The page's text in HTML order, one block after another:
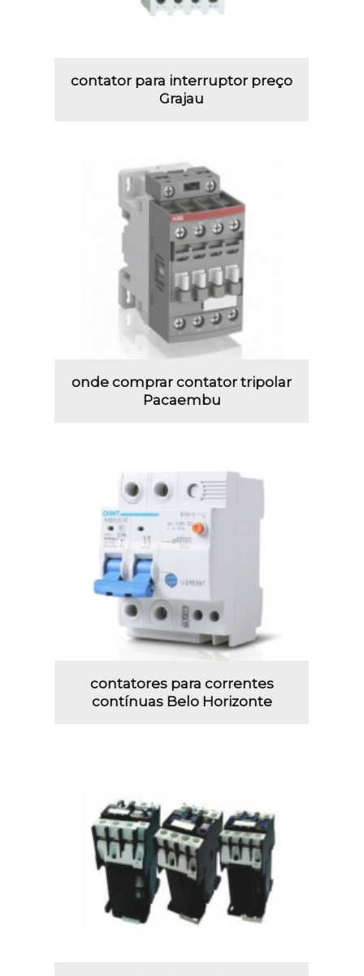
contator para interruptor preço
Grajau
onde comprar contator tripolar
Pacaembu
contatores para correntes
contínuas Belo Horizonte